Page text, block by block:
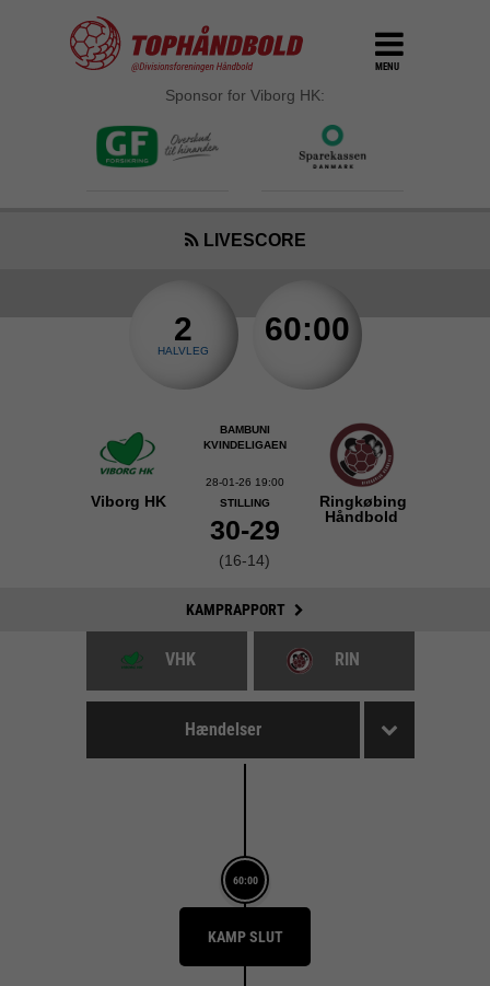
MENU
Sponsor for Viborg HK:
LIVESCORE
2
HALVLEG
60:00
Viborg HK
BAMBUNI
KVINDELIGAEN
28-01-26 19:00
STILLING
30-29
(16-14)
Ringkøbing
Håndbold
KAMPRAPPORT
VHK RIN
Hændelser
60:00
KAMP SLUT